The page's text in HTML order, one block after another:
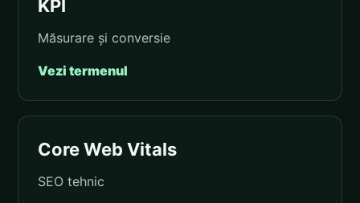
KPI
Măsurare și conversie
Vezi termenul
Core Web Vitals
SEO tehnic